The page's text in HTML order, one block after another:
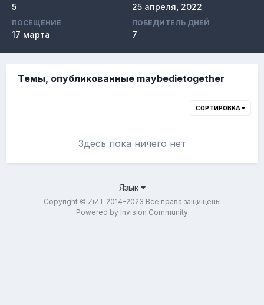
5 25 апреля, 2022
ПОСЕЩЕНИЕ
17 марта
ПОБЕДИТЕЛЬ ДНЕЙ
7
Темы, опубликованные maybedietogether
СОРТИРОВКА
Здесь пока ничего нет
Язык
Copyright © ZiZT 2014-2023 Все права защищены
Powered by Invision Community